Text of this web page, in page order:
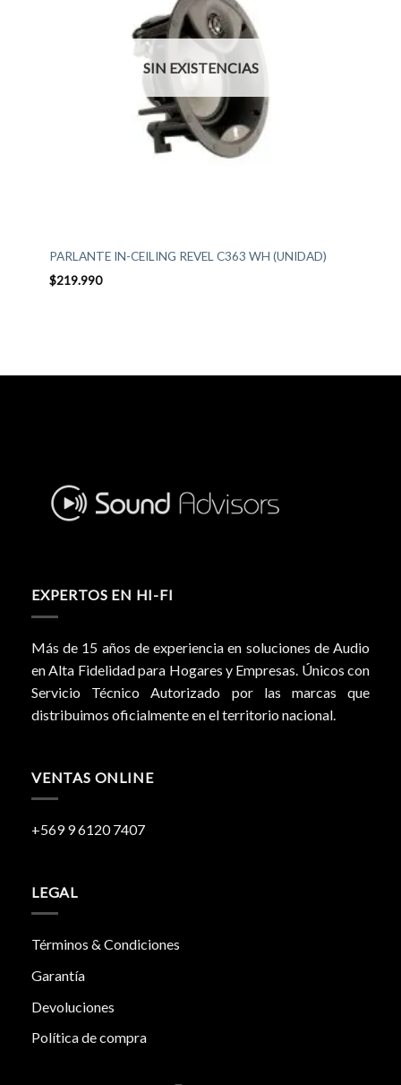
SIN EXISTENCIAS
PARLANTE IN-CEILING REVEL C363 WH (UNIDAD)
$219.990
EXPERTOS EN HI-FI
Más de 15 años de experiencia en soluciones de Audio
en Alta Fidelidad para Hogares y Empresas. Únicos con
Servicio Técnico Autorizado por las marcas que
distribuimos oficialmente en el territorio nacional.
VENTAS ONLINE
+569 9 6120 7407
LEGAL
Términos & Condiciones
Garantía
Devoluciones
Política de compra